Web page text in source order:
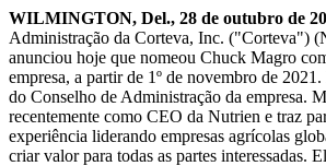
WILMINGTON, Del., 28 de outubro de
Administração da Corteva, Inc. ("Corteva")
anunciou hoje que nomeou Chuck Magro
empresa, a partir de 1º de novembro de
do Conselho de Administração da empresa.
recentemente como CEO da Nutrien e traz
experiência liderando empresas agrícolas
criar valor para todas as partes interessadas.